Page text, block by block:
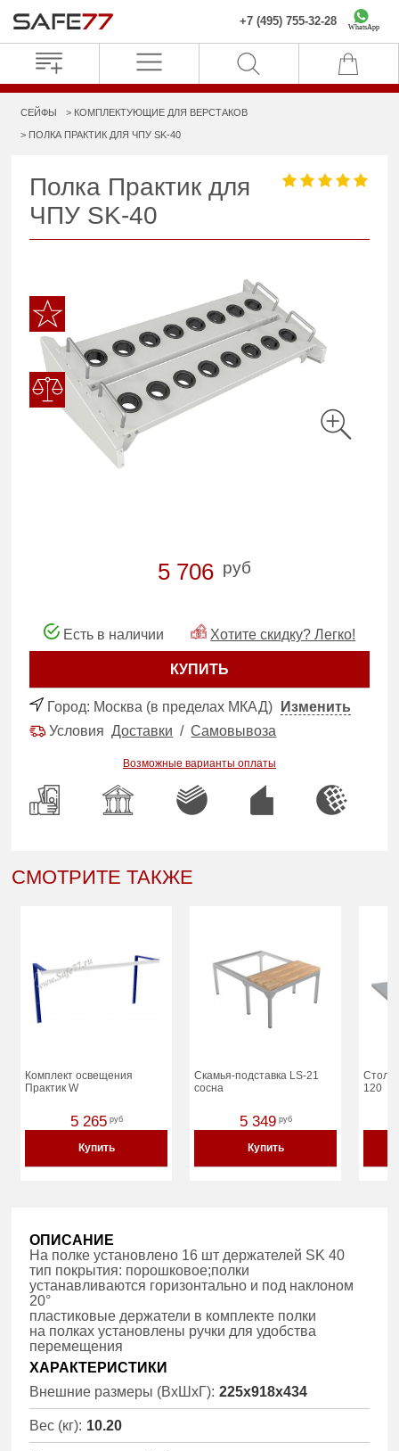
+7 (495) 755-32-28 WhatsApp
СЕЙФЫ КОМПЛЕКТУЮЩИЕ ДЛЯ ВЕРСТАКОВ
ПОЛКА ПРАКТИК ДЛЯ ЧПУ SK-40
Полка Практик для
ЧПУ SK-40
5 706 руб
Есть в наличии Хотите скидку? Легко!
КУПИТЬ
Город: Москва (в пределах МКАД)
Изменить
УсловияДоставки /Самовывоза
Возможные варианты оплаты
СМОТРИТЕ ТАКЖЕ
Комплект освещения
Практик W
5 265 руб
Купить
Скамья-подставка LS-21
сосна
5 349 руб
Купить
120
ОПИСАНИЕ
На полке установлено 16 шт держателей SK 40
тип покрытия: порошковое;полки
устанавливаются горизонтально и под наклоном
20°
пластиковые держатели в комплекте полки
на полках установлены ручки для удобства
перемещения
ХАРАКТЕРИСТИКИ
Внешние размеры (ВхШхГ): 225x918x434
Вес (кг): 10.20